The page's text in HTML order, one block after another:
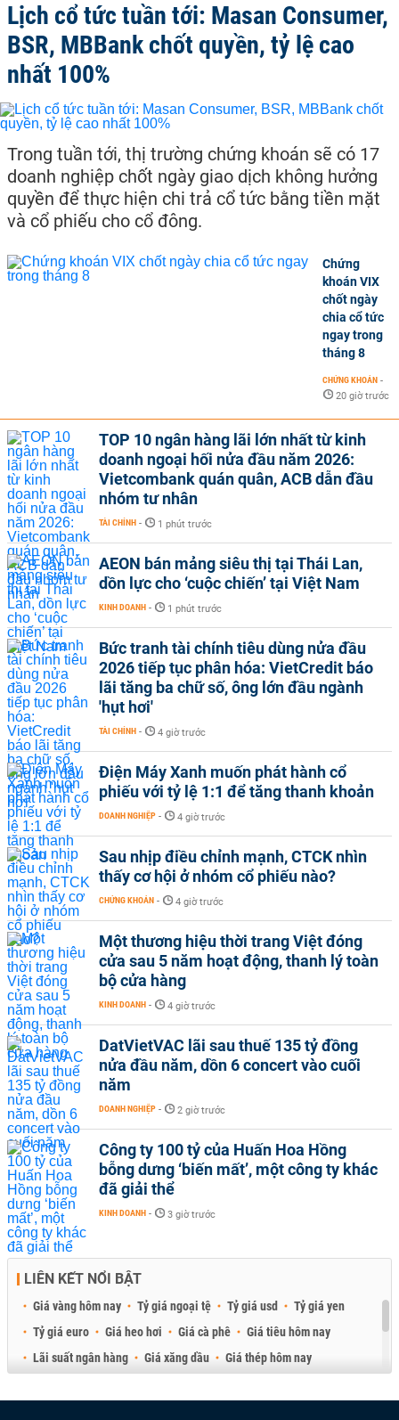
Lịch cổ tức tuần tới: Masan Consumer,
BSR, MBBank chốt quyền, tỷ lệ cao
nhất 100%
Trong tuần tới, thị trường chứng khoán sẽ có 17
doanh nghiệp chốt ngày giao dịch không hưởng
quyền để thực hiện chi trả cổ tức bằng tiền mặt
và cổ phiếu cho cổ đông.
Chứng
khoán VIX
chốt ngày
chia cổ tức
ngay trong
tháng 8
CHỨNG KHOÁN -
20 giờ trước
TOP 10 ngân hàng lãi lớn nhất từ kinh
doanh ngoại hối nửa đầu năm 2026:
Vietcombank quán quân, ACB dẫn đầu
nhóm tư nhân
TÀI CHÍNH - 1 phút trước
AEON bán mảng siêu thị tại Thái Lan,
dồn lực cho ‘cuộc chiến’ tại Việt Nam
KINH DOANH - 1 phút trước
Bức tranh tài chính tiêu dùng nửa đầu
2026 tiếp tục phân hóa: VietCredit báo
lãi tăng ba chữ số, ông lớn đầu ngành
'hụt hơi'
TÀI CHÍNH - 4 giờ trước
Điện Máy Xanh muốn phát hành cổ
phiếu với tỷ lệ 1:1 để tăng thanh khoản
DOANH NGHIỆP - 4 giờ trước
Sau nhịp điều chỉnh mạnh, CTCK nhìn
thấy cơ hội ở nhóm cổ phiếu nào?
CHỨNG KHOÁN - 4 giờ trước
Một thương hiệu thời trang Việt đóng
cửa sau 5 năm hoạt động, thanh lý toàn
bộ cửa hàng
KINH DOANH - 4 giờ trước
DatVietVAC lãi sau thuế 135 tỷ đồng
nửa đầu năm, dồn 6 concert vào cuối
năm
DOANH NGHIỆP - 2 giờ trước
Công ty 100 tỷ của Huấn Hoa Hồng
bỗng dưng ‘biến mất’, một công ty khác
đã giải thể
KINH DOANH - 3 giờ trước
LIÊN KẾT NỔI BẬT
Giá vàng hôm nay Tỷ giá ngoại tệ Tỷ giá usd
Tỷ giá yen
Tỷ giá euro
Giá heo hơi Giá cà phê
Giá tiêu hôm nay
Lãi suất ngân hàng
Giá xăng dầu
Giá thép hôm nay